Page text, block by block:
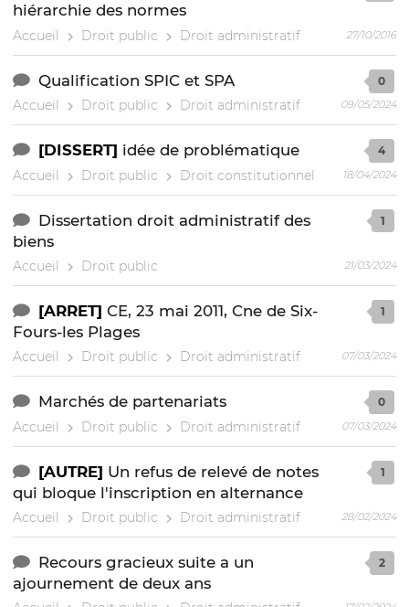
hiérarchie des normes
Accueil Droit public Droit administratif 27/10/2016
Qualification SPIC et SPA
Accueil Droit public Droit administratif
0
09/05/2024
[DISSERT] idée de problématique
Accueil Droit public Droit constitutionnel
4
18/04/2024
Dissertation droit administratif des
biens
Accueil Droit public
1
21/03/2024
[ARRET] CE, 23 mai 2011, Cne de Six-
Fours-les Plages
Accueil Droit public Droit administratif
1
07/03/2024
Marchés de partenariats
Accueil Droit public Droit administratif
0
07/03/2024
[AUTRE] Un refus de relevé de notes
qui bloque l'inscription en alternance
Accueil Droit public Droit administratif
1
28/02/2024
Recours gracieux suite a un
ajournement de deux ans
2